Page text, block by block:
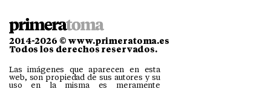
2014-2026 © www.primeratoma.es
Todos los derechos reservados.
Las imágenes que aparecen en esta
web, son propiedad de sus autores y su
uso en la misma es meramente